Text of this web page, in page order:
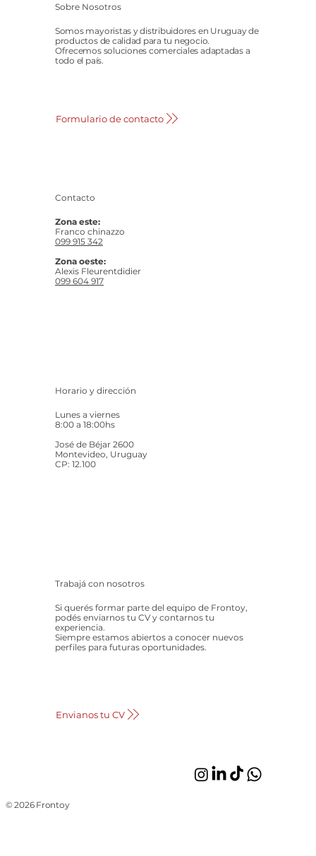
© 2026 Frontoy
Sobre Nosotros
Somos mayoristas y distribuidores en Uruguay de
productos de calidad para tu negocio.
Ofrecemos soluciones comerciales adaptadas a
todo el país.
Formulario de contacto
Contacto
Zona este:
Franco chinazzo
099 915 342
Zona oeste:
Alexis Fleurentdidier
099 604 917
Horario y dirección
Lunes a viernes
8:00 a 18:00hs
José de Béjar 2600
Montevideo, Uruguay
CP: 12.100
Trabajá con nosotros
Si querés formar parte del equipo de Frontoy,
podés enviarnos tu CV y contarnos tu
experiencia.
Siempre estamos abiertos a conocer nuevos
perfiles para futuras oportunidades.
Envianos tu CV